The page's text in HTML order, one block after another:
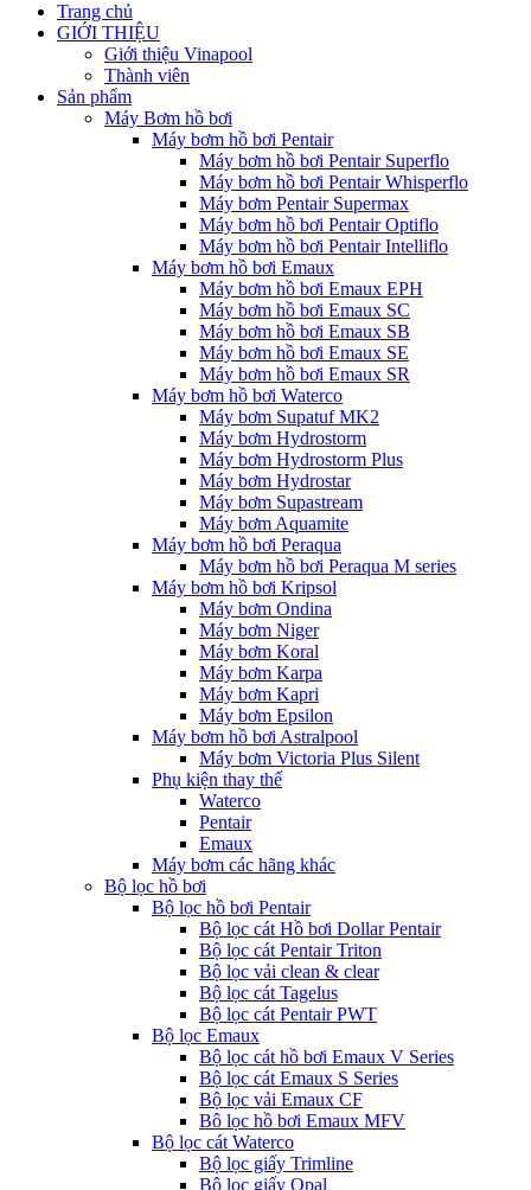
Trang chủ
GIỚI THIỆU
Giới thiệu Vinapool
Thành viên
Sản phẩm
Máy Bơm hồ bơi
Máy bơm hồ bơi Pentair
Máy bơm hồ bơi Pentair Superflo
Máy bơm hồ bơi Pentair Whisperflo
Máy bơm Pentair Supermax
Máy bơm hồ bơi Pentair Optiflo
Máy bơm hồ bơi Pentair Intelliflo
Máy bơm hồ bơi Emaux
Máy bơm hồ bơi Emaux EPH
Máy bơm hồ bơi Emaux SC
Máy bơm hồ bơi Emaux SB
Máy bơm hồ bơi Emaux SE
Máy bơm hồ bơi Emaux SR
Máy bơm hồ bơi Waterco
Máy bơm Supatuf MK2
Máy bơm Hydrostorm
Máy bơm Hydrostorm Plus
Máy bơm Hydrostar
Máy bơm Supastream
Máy bơm Aquamite
Máy bơm hồ bơi Peraqua
Máy bơm hồ bơi Peraqua M series
Máy bơm hồ bơi Kripsol
Máy bơm Ondina
Máy bơm Niger
Máy bơm Koral
Máy bơm Karpa
Máy bơm Kapri
Máy bơm Epsilon
Máy bơm hồ bơi Astralpool
Máy bơm Victoria Plus Silent
Phụ kiện thay thế
Waterco
Pentair
Emaux
Máy bơm các hãng khác
Bộ lọc hồ bơi
Bộ lọc hồ bơi Pentair
Bộ lọc cát Hồ bơi Dollar Pentair
Bộ lọc cát Pentair Triton
Bộ lọc vải clean & clear
Bộ lọc cát Tagelus
Bộ lọc cát Pentair PWT
Bộ lọc Emaux
Bộ lọc cát hồ bơi Emaux V Series
Bộ lọc cát Emaux S Series
Bộ lọc vải Emaux CF
Bô lọc hồ bơi Emaux MFV
Bộ lọc cát Waterco
Bộ lọc giấy Trimline
Bộ lọc giấy Opal